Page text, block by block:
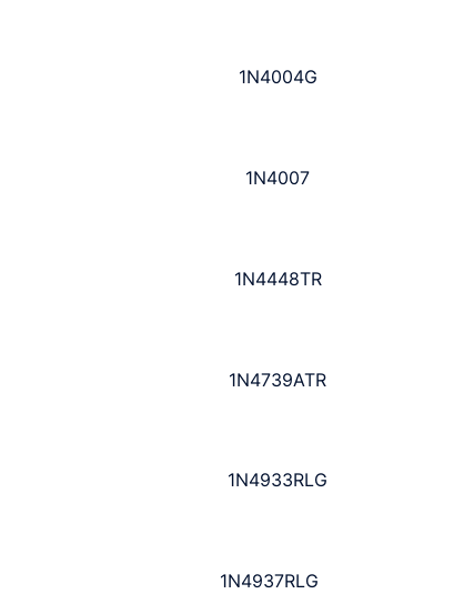
1N4004G
1N4007
1N4448TR
1N4739ATR
1N4933RLG
1N4937RLG